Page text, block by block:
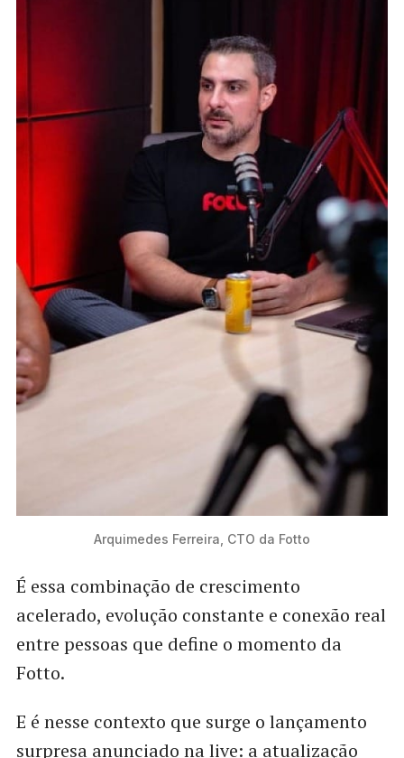
Arquimedes Ferreira, CTO da Fotto
É essa combinação de crescimento
acelerado, evolução constante e conexão real
entre pessoas que define o momento da
Fotto.
E é nesse contexto que surge o lançamento
surpresa anunciado na live: a atualização